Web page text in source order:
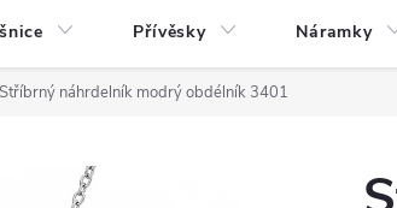
Přívěsky Náramky
Stříbrný náhrdelník modrý obdélník 3401